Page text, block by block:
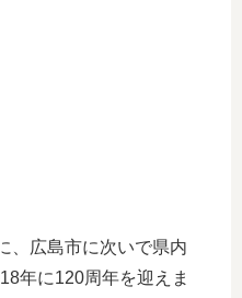
、広島市に次いで県内
年に120周年を迎えま